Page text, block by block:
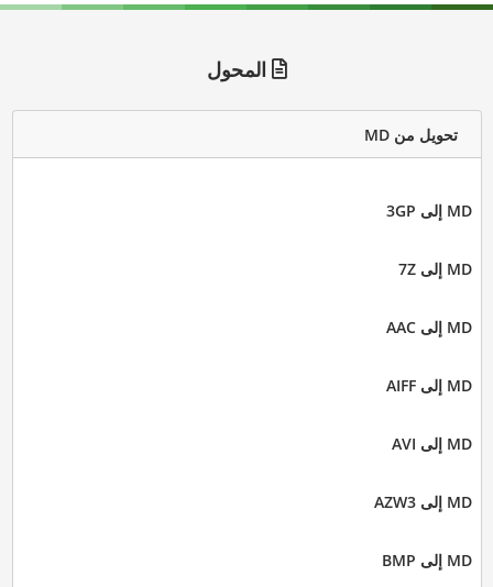
المحول
تحويل من MD
MD إلى 3GP
MD إلى 7Z
MD إلى AAC
MD إلى AIFF
MD إلى AVI
MD إلى AZW3
MD إلى BMP